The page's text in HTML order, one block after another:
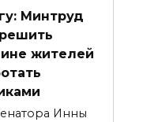
Минтруд
жителей
Инны